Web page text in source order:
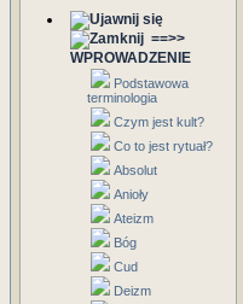
==>>
WPROWADZENIE
Podstawowa
terminologia
Czym jest kult?
Co to jest rytuał?
Absolut
Anioły
Ateizm
Bóg
Cud
Deizm